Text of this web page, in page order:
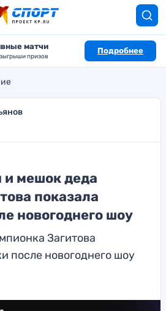
матчи
призов
Подробнее
мешок деда
показала
новогоднего шоу
Загитова
после новогоднего шоу